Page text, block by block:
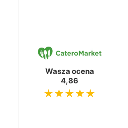
Wasza ocena
4,86
★★★★★